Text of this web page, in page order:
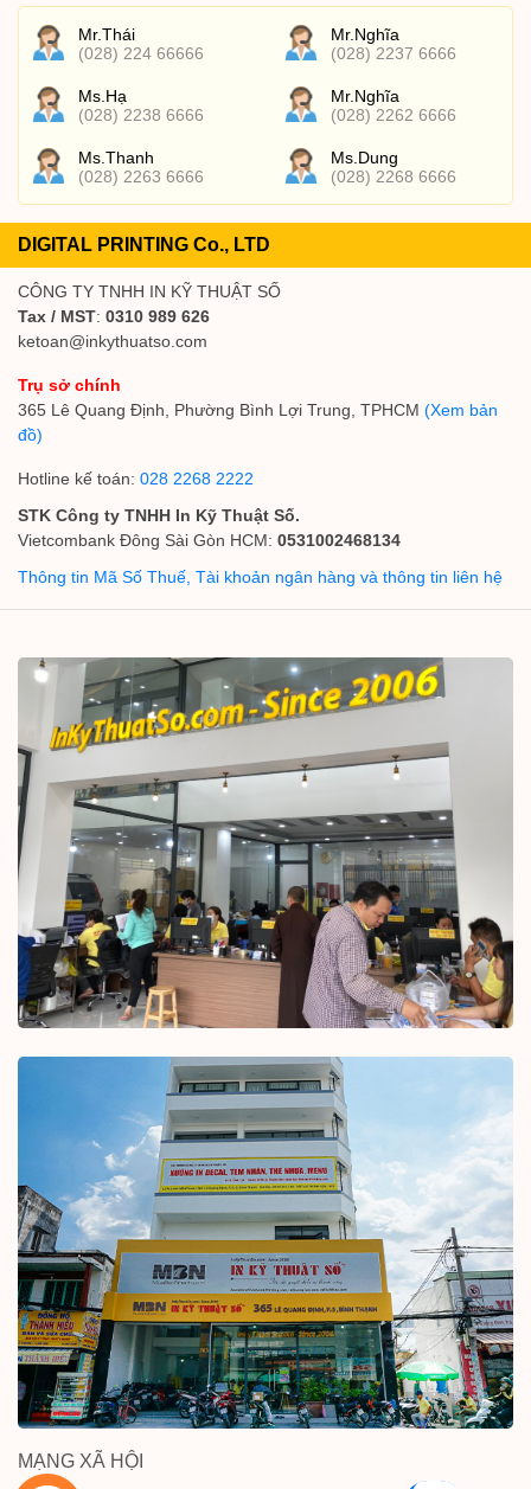
Mr.Thái
(028) 224 66666
Mr.Nghĩa
(028) 2237 6666
Ms.Hạ
(028) 2238 6666
Mr.Nghĩa
(028) 2262 6666
Ms.Thanh
(028) 2263 6666
Ms.Dung
(028) 2268 6666
DIGITAL PRINTING Co., LTD
CÔNG TY TNHH IN KỸ THUẬT SỐ
Tax / MST: 0310 989 626
ketoan@inkythuatso.com
Trụ sở chính
365 Lê Quang Định, Phường Bình Lợi Trung, TPHCM (Xem bản
đồ)
Hotline kế toán: 028 2268 2222
STK Công ty TNHH In Kỹ Thuật Số.
Vietcombank Đông Sài Gòn HCM: 0531002468134
Thông tin Mã Số Thuế, Tài khoản ngân hàng và thông tin liên hệ
MẠNG XÃ HỘI